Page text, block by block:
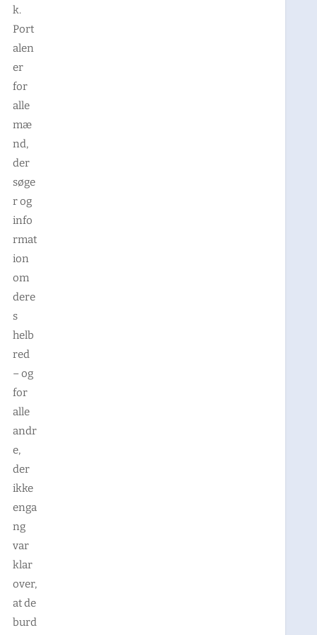
k.
Port
alen
er
for
alle
mæ
nd,
der
søge
r og
info
rmat
ion
om
dere
s
helb
red
– og
for
alle
andr
e,
der
ikke
enga
ng
var
klar
over,
at de
burd